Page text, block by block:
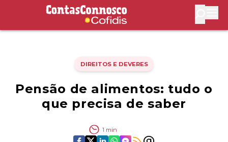
Contas Connosco by Cofidis
DIREITOS E DEVERES
Pensão de alimentos: tudo o
que precisa de saber
1 min